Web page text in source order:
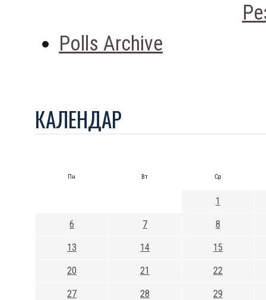
Polls Archive
КАЛЕНДАР
Пн Вт Ср
1
6 7 8
13 14 15
20 21 22
27 28 29